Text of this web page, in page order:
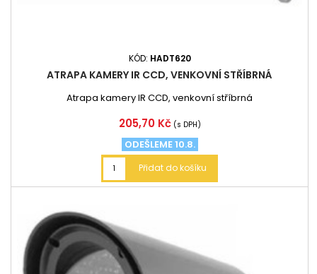
KÓD: HADT620
ATRAPA KAMERY IR CCD, VENKOVNÍ STŘÍBRNÁ
Atrapa kamery IR CCD, venkovní stříbrná
Cena
205,70 Kč (s DPH)
ODEŠLEME 10.8.
Přidat do košíku